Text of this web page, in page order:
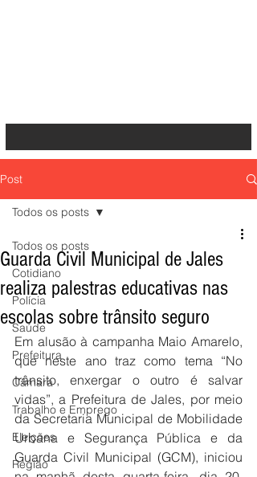
Post
Todos os posts
Cotidiano
Polícia
Saúde
Prefeitura
Câmara
Trabalho e Emprego
Eleições
Região
Todos os posts
Guarda Civil Municipal de Jales
realiza palestras educativas nas
escolas sobre trânsito seguro
Em alusão à campanha Maio Amarelo,
que neste ano traz como tema “No
trânsito, enxergar o outro é salvar
vidas”, a Prefeitura de Jales, por meio
da Secretaria Municipal de Mobilidade
Urbana e Segurança Pública e da
Guarda Civil Municipal (GCM), iniciou